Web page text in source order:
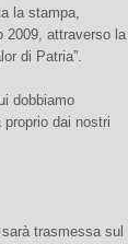
la stampa,
2009, attraverso la
di Patria”.
dobbiamo
dai nostri
trasmessa sul